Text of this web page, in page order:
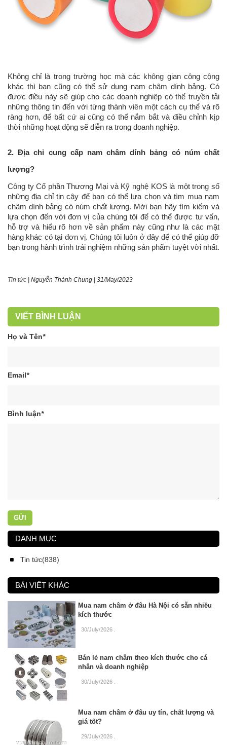
Không chỉ là trong trường học mà các không gian công cộng
khác thì bạn cũng có thể sử dụng nam châm dính bảng. Có
được điều này sẽ giúp cho các doanh nghiệp có thể truyền tải
những thông tin đến với từng thành viên một cách cụ thể và rõ
ràng hơn, để bất cứ ai cũng có thể nắm bắt và điều chỉnh kịp
thời những hoạt động sẽ diễn ra trong doanh nghiệp.
2. Địa chỉ cung cấp nam châm dính bảng có núm chất
lượng?
Công ty Cổ phần Thương Mại và Kỹ nghệ KOS là một trong số
những địa chỉ tin cậy để bạn có thể lựa chọn và tìm mua nam
châm dính bảng có núm chất lượng. Mời bạn hãy tìm kiếm và
lựa chọn đến với đơn vị của chúng tôi để có thể được tư vấn,
hỗ trợ và hiểu rõ hơn về sản phẩm này cũng như là các mặt
hàng khác có tại đơn vị. Chúng tôi luôn ở đây để có thể giúp đỡ
bạn trong hành trình trải nghiệm những sản phẩm tuyệt vời nhất.
Tin tức Nguyễn Thành Chung 31/May/2023
VIẾT BÌNH LUẬN
Họ và Tên*
Email*
Bình luận*
GỬI
DANH MỤC
Tin tức(838)
BÀI VIẾT KHÁC
Mua nam châm ở đâu Hà Nội có sẵn nhiều
kích thước
30/July/2026
Bán lẻ nam châm theo kích thước cho cá
nhân và doanh nghiệp
30/July/2026 .
Mua nam châm ở đâu uy tín, chất lượng và
giá tốt?
29/July/2026